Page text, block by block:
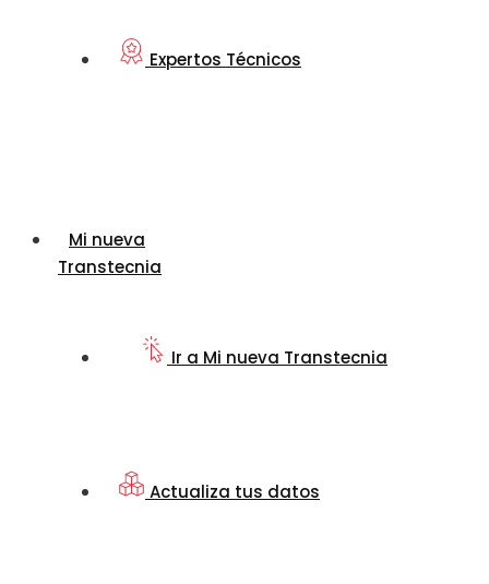
Expertos Técnicos
Mi nueva
Transtecnia
Ir a Mi nueva Transtecnia
Actualiza tus datos